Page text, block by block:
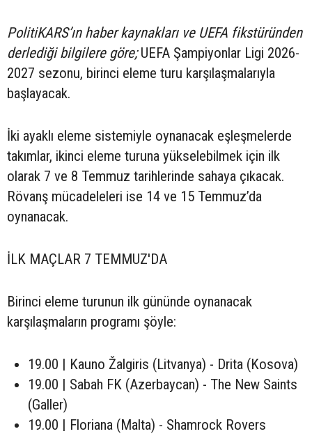
PolitiKARS’ın haber kaynakları ve UEFA fikstüründen
derlediği bilgilere göre;UEFA Şampiyonlar Ligi 2026-
2027 sezonu, birinci eleme turu karşılaşmalarıyla
başlayacak.
İki ayaklı eleme sistemiyle oynanacak eşleşmelerde
takımlar, ikinci eleme turuna yükselebilmek için ilk
olarak 7 ve 8 Temmuz tarihlerinde sahaya çıkacak.
Rövanş mücadeleleri ise 14 ve 15 Temmuz’da
oynanacak.
İLK MAÇLAR 7 TEMMUZ'DA
Birinci eleme turunun ilk gününde oynanacak
karşılaşmaların programı şöyle:
19.00 | Kauno Žalgiris (Litvanya) - Drita (Kosova)
19.00 | Sabah FK (Azerbaycan) - The New Saints
(Galler)
19.00 | Floriana (Malta) - Shamrock Rovers